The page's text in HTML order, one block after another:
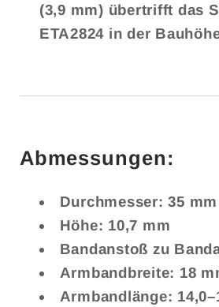
(3,9 mm) übertrifft das
ETA2824 in der
Abmessungen:
Durchmesser: 35 mm
Höhe: 10,7 mm
Bandanstoß zu
Armbandbreite: 18
Armbandlänge: